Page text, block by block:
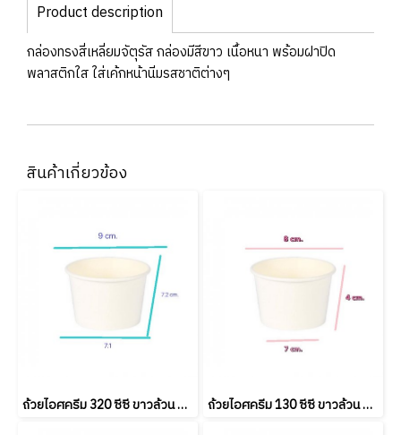
Product description
กล่องทรงสี่เหลี่ยมจัตุรัส กล่องมีสีขาว เนื้อหนา พร้อมฝาปิด
พลาสติกใส ใส่เค้กหน้านิ่มรสชาติต่างๆ
สินค้าเกี่ยวข้อง
ถ้วยไอศครีม 320 ซีซี ขาวล้วน 50ใบ/แพ็ค ถ้วยไอศครีม 130 ซีซี ขาวล้วน 50ใบ/แพ็ค